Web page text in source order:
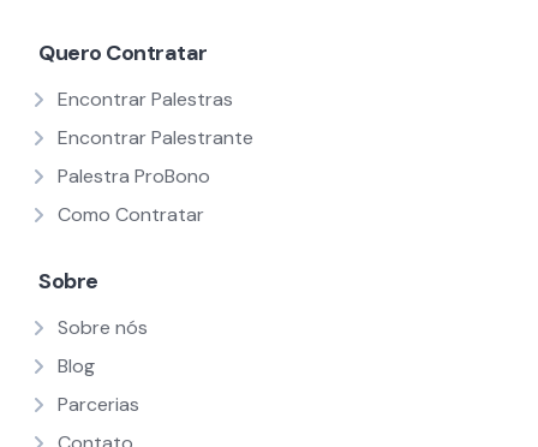
Quero Contratar
Encontrar Palestras
Encontrar Palestrante
Palestra ProBono
Como Contratar
Sobre
Sobre nós
Blog
Parcerias